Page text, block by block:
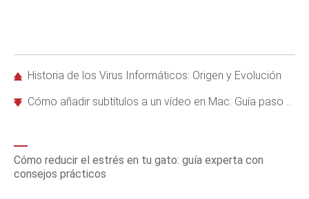
Historia de los Virus Informáticos: Origen y Evolución
Cómo añadir subtítulos a un vídeo en Mac: Guía paso a paso con VLC
Cómo reducir el estrés en tu gato: guía experta con
consejos prácticos